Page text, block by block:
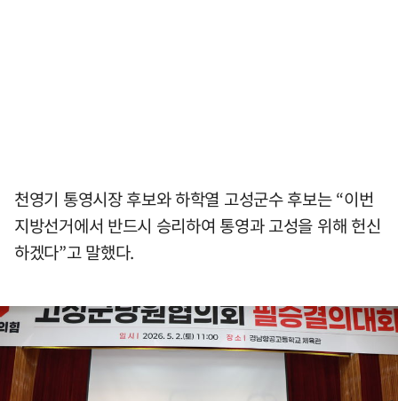
천영기 통영시장 후보와 하학열 고성군수 후보는 “이번
지방선거에서 반드시 승리하여 통영과 고성을 위해 헌신
하겠다”고 말했다.